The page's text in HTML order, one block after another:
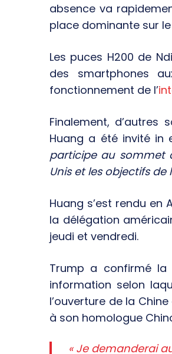
absence va
place dominante sur
Les puces H200 de
des smartphones
fonctionnement de l’
Finalement, d’autres
Huang a été invité in
participe au sommet
Unis et les objectifs de
Huang s’est rendu en
la délégation
jeudi et vendredi.
Trump a confirmé la
information selon
l’ouverture de la
à son homologue
« Je demanderai